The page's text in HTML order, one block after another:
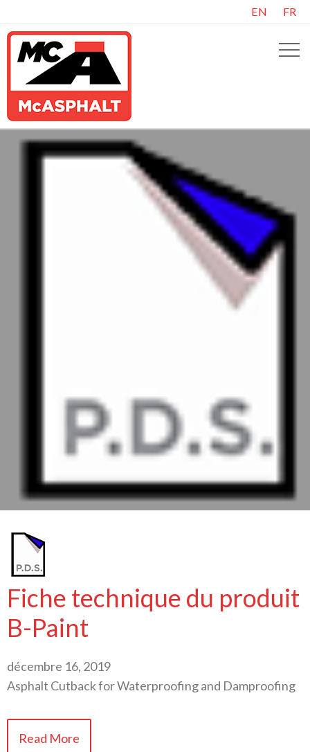
EN FR
Fiche technique du produit
B-Paint
décembre 16, 2019
Asphalt Cutback for Waterproofing and Damproofing
Read More